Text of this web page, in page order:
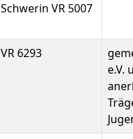
Schwerin VR 5007
VR 6293
e.V.